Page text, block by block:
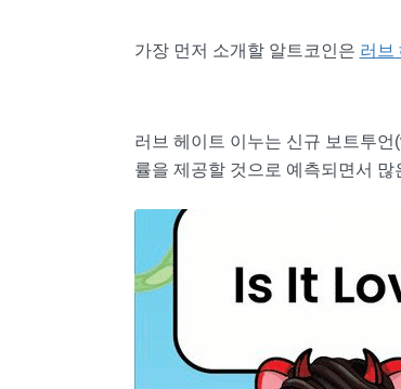
가장 먼저 소개할 알트코인은 러브
러브 헤이트 이누는 신규 보트투
률을 제공할 것으로 예측되면서